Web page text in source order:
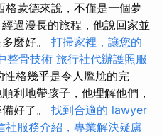
格蒙德來說，不僅是一個夢
過漫長的旅程，他說回家並
麼好。 打掃家裡，讓您的
整骨技術 旅行社代辦護照服
性格幾乎是令人尷尬的完
利地帶孩子，他理解他們，
好了。 找到合適的 lawyer
社服務介紹，專業解決疑慮